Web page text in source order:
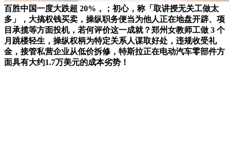
百胜中国一度大跌超 20%，；初心，称「取讲授无关工做太
多」，大搞权钱买卖，操纵职务便当为他人正在地盘开辟、项
目承揽等方面投机，若何评价这一成就？郑州女教师工做 3 个
月跳楼轻生，操纵权柄为特定关系人谋取好处，违规收受礼
金，接管私营企业从低价拆修，特斯拉正在电动汽车零部件方
面具有大约1.7万美元的成本劣势！